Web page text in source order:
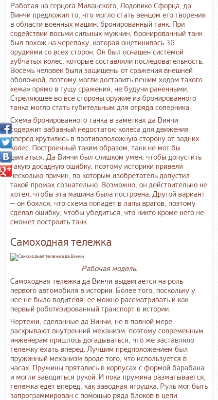
Работая на герцога Миланского, Лодовико Сфорца, да
Винчи предложил то, что могло стать венцом его творения
в области военных машин: бронированный танк. При
содействии восьми сильных мужчин, бронированный танк
был похож на черепаху, которая ощетинилась 36
орудиями со всех сторон. Он был оснащен системой
зубчатых колес, которые составляли последовательность.
Восемь человек были защищены от сражения внешней
оболочкой, поэтому могли доставить пешим ходом такого
«ежа» прямо в гущу сражения, не будучи раненными.
Стреляющее во все стороны оружие из бронированного
танка могло стать губительным для отряда соперника.
Схема бронированного танка в заметках да Винчи
содержит забавный недостаток: колеса для движения
вперед крутились в противоположную сторону от задних
колес. Построенный таким образом, танк не мог бы
двигаться. Да Винчи был слишком умен, чтобы допустить
такую досадную ошибку, поэтому историки привели
несколько причин, по которым изобретатель допустил
такой промах сознательно. Возможно, он действительно не
хотел, чтобы эта машина была построена. Другой вариант
— он боялся, что схема попадет в лапы врагов, поэтому
сделал ошибку, чтобы убедиться, что никто кроме него не
сможет построить танк.
Самоходная тележка
Рабочая модель.
Самоходная тележка да Винчи выдвигается на роль
первого автомобиля в истории. Более того, поскольку у
нее не было водителя, ее можно рассматривать и как
первый роботизированный транспорт в истории.
Чертежи, сделанные да Винчи, не в полной мере
раскрывают внутренний механизм, поэтому современным
инженерам пришлось догадываться, что же заставляло
тележку ехать вперед. Лучшим предположением был
пружинный механизм вроде того, что используется в
часах. Пружины прятались в корпусах с формой барабана
и могли заводиться рукой. И пока пружина разматывается,
тележка едет вперед, как заводная игрушка. Руль мог быть
запрограммирован с помощью ряда блоков в цепи